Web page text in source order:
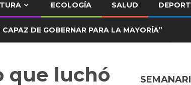
ECOLOGÍA SALUD
DE GOBERNAR PARA LA MAYORÍA”
que luchó